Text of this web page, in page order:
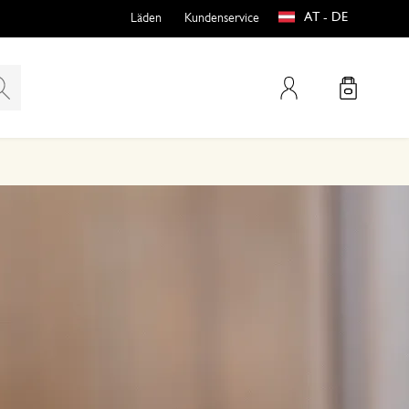
Mein Konto
Läden Kundenservice AT - DE